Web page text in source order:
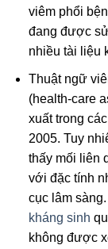
viêm phổi
đang được
nhiều tài liệu
Thuật ngữ
(health-care
xuất trong
2005. Tuy
thấy mối liên
với đặc tính
cục lâm
kháng sinh
không được